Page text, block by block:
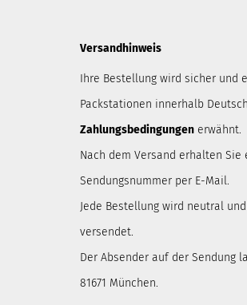
Versandhinweis
Ihre Bestellung wird sicher und
Packstationen innerhalb
Zahlungsbedingungen erwähnt.
Nach dem Versand erhalten
Sendungsnummer per E-Mail.
Jede Bestellung wird neutral
versendet.
Der Absender auf der Sendung
81671 München.